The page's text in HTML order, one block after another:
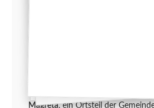
Magreta, ein Ortsteil der